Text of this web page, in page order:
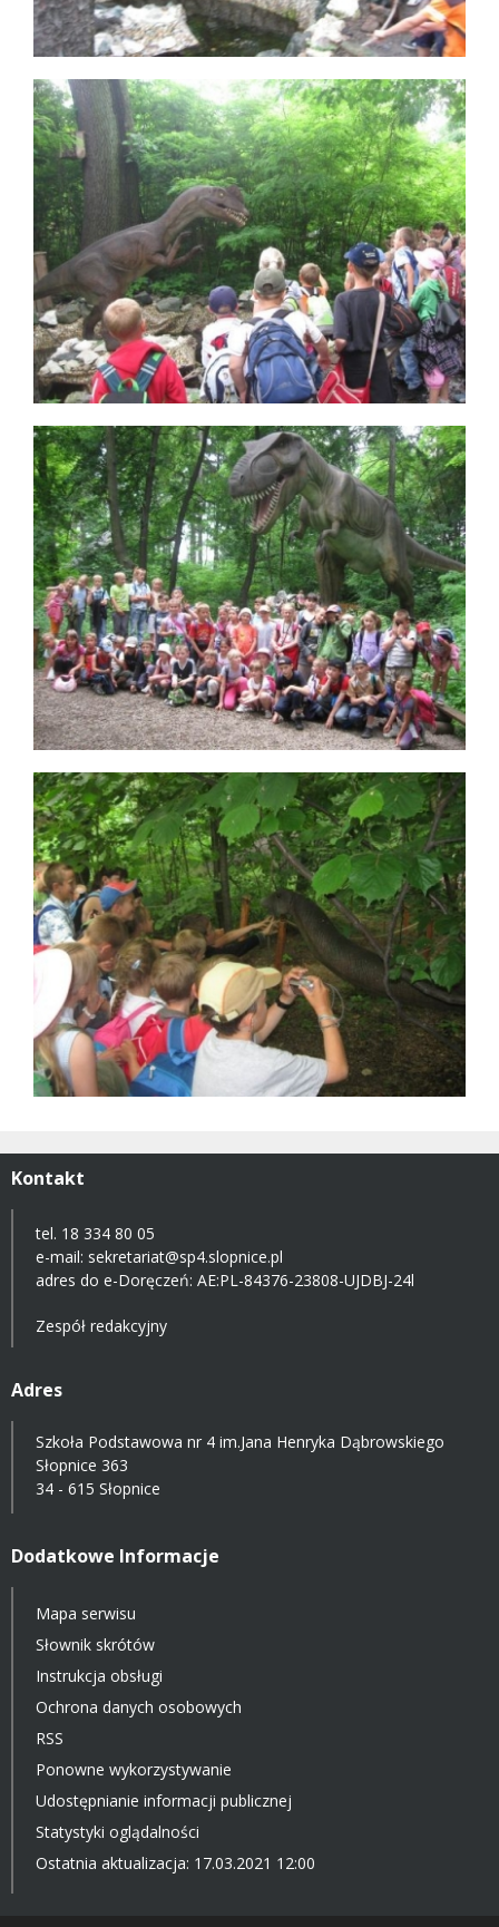
Kontakt
tel. 18 334 80 05
e-mail: sekretariat@sp4.slopnice.pl
adres do e-Doręczeń: AE:PL-84376-23808-UJDBJ-24l
Zespół redakcyjny
Adres
Szkoła Podstawowa nr 4 im.Jana Henryka Dąbrowskiego
Słopnice 363
34 - 615 Słopnice
Dodatkowe Informacje
Mapa serwisu
Słownik skrótów
Instrukcja obsługi
Ochrona danych osobowych
RSS
Ponowne wykorzystywanie
Udostępnianie informacji publicznej
Statystyki oglądalności
Ostatnia aktualizacja: 17.03.2021 12:00